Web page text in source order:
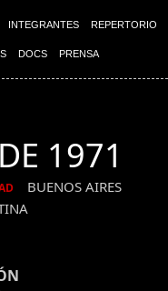
INTEGRANTES REPERTORIO
DOCS PRENSA
1971
BUENOS AIRES